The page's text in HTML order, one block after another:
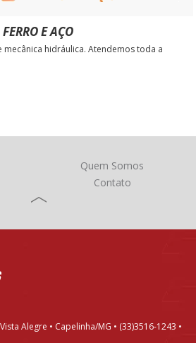
FERRO E AÇO
mecânica hidráulica. Atendemos toda a
Quem Somos
Contato
Alegre • Capelinha/MG • (33)3516-1243 •